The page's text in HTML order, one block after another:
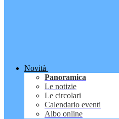
Novità
Panoramica
Le notizie
Le circolari
Calendario eventi
Albo online